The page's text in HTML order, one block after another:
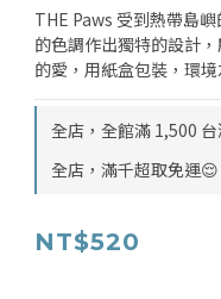
THE Paws 受到熱帶島
的色調作出獨特的設計
的愛，用紙盒包裝，環境
全店，全館滿 1,500
全店，滿千超取免運😌
NT$520